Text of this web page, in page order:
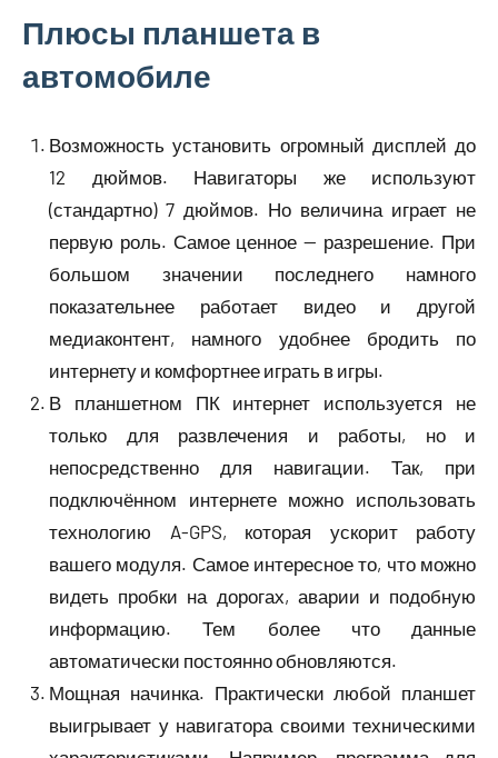
Плюсы планшета в
автомобиле
Возможность установить огромный дисплей до
12 дюймов. Навигаторы же используют
(стандартно) 7 дюймов. Но величина играет не
первую роль. Самое ценное — разрешение. При
большом значении последнего намного
показательнее работает видео и другой
медиаконтент, намного удобнее бродить по
интернету и комфортнее играть в игры.
В планшетном ПК интернет используется не
только для развлечения и работы, но и
непосредственно для навигации. Так, при
подключённом интернете можно использовать
технологию A-GPS, которая ускорит работу
вашего модуля. Самое интересное то, что можно
видеть пробки на дорогах, аварии и подобную
информацию. Тем более что данные
автоматически постоянно обновляются.
Мощная начинка. Практически любой планшет
выигрывает у навигатора своими техническими